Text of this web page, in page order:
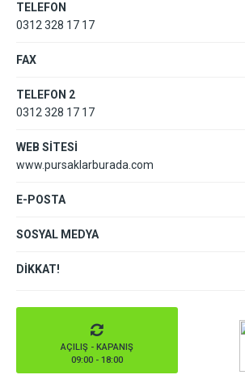
TELEFON
0312 328 17 17
FAX
TELEFON 2
0312 328 17 17
WEB SİTESİ
www.pursaklarburada.com
E-POSTA
SOSYAL MEDYA
DİKKAT!
AÇILIŞ - KAPANIŞ
09:00 - 18:00